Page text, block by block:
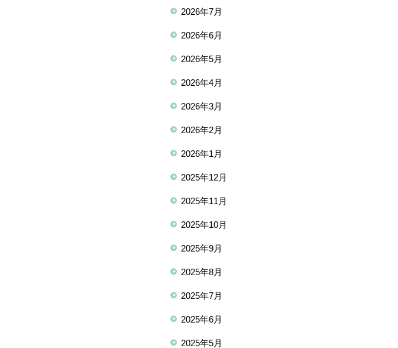
2026年7月
2026年6月
2026年5月
2026年4月
2026年3月
2026年2月
2026年1月
2025年12月
2025年11月
2025年10月
2025年9月
2025年8月
2025年7月
2025年6月
2025年5月